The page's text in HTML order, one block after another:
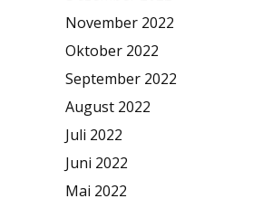
November 2022
Oktober 2022
September 2022
August 2022
Juli 2022
Juni 2022
Mai 2022